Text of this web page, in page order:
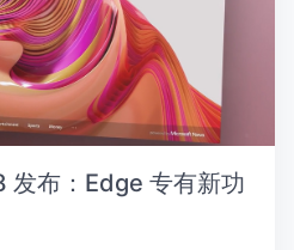
布：Edge 专有新功